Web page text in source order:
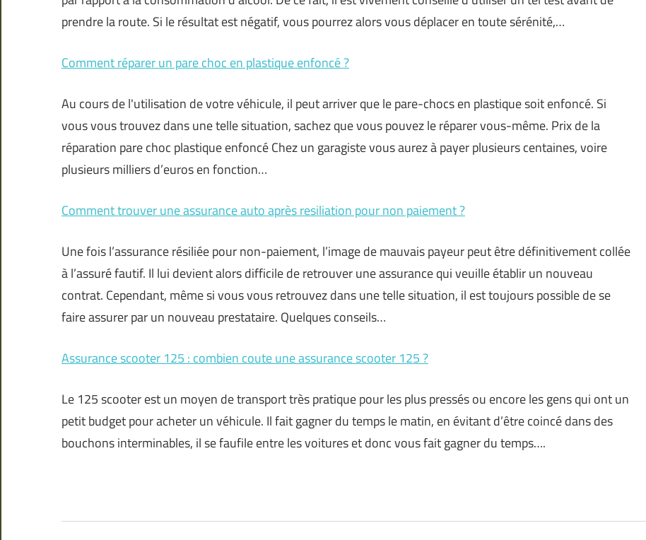
prendre la route. Si le résultat est négatif, vous pourrez alors vous déplacer en toute sérénité,…
Comment réparer un pare choc en plastique enfoncé ?
Au cours de l'utilisation de votre véhicule, il peut arriver que le pare-chocs en plastique soit enfoncé. Si
vous vous trouvez dans une telle situation, sachez que vous pouvez le réparer vous-même. Prix de la
réparation pare choc plastique enfoncé Chez un garagiste vous aurez à payer plusieurs centaines, voire
plusieurs milliers d’euros en fonction…
Comment trouver une assurance auto après resiliation pour non paiement ?
Une fois l’assurance résiliée pour non-paiement, l’image de mauvais payeur peut être définitivement collée
à l’assuré fautif. Il lui devient alors difficile de retrouver une assurance qui veuille établir un nouveau
contrat. Cependant, même si vous vous retrouvez dans une telle situation, il est toujours possible de se
faire assurer par un nouveau prestataire. Quelques conseils…
Assurance scooter 125 : combien coute une assurance scooter 125 ?
Le 125 scooter est un moyen de transport très pratique pour les plus pressés ou encore les gens qui ont un
petit budget pour acheter un véhicule. Il fait gagner du temps le matin, en évitant d’être coincé dans des
bouchons interminables, il se faufile entre les voitures et donc vous fait gagner du temps….